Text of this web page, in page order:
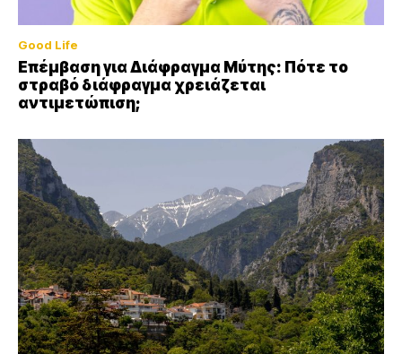
Good Life
Επέμβαση για Διάφραγμα Μύτης: Πότε το
στραβό διάφραγμα χρειάζεται
αντιμετώπιση;